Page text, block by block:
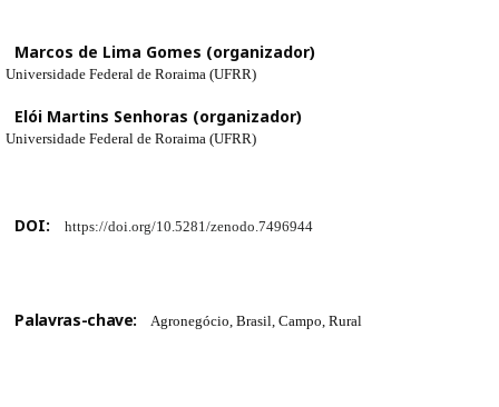
Marcos de Lima Gomes (organizador)
Universidade Federal de Roraima (UFRR)
Elói Martins Senhoras (organizador)
Universidade Federal de Roraima (UFRR)
DOI: https://doi.org/10.5281/zenodo.7496944
Palavras-chave: Agronegócio, Brasil, Campo, Rural